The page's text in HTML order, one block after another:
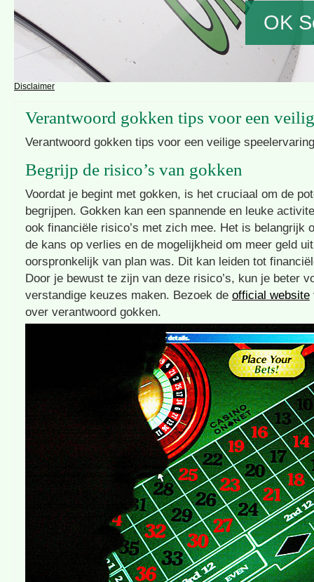
Disclaimer
Verantwoord gokken tips voor een
Verantwoord gokken tips voor een veilige speelervaring
Begrijp de risico’s van gokken
Voordat je begint met gokken, is het cruciaal om de
begrijpen. Gokken kan een spannende en leuke
ook financiële risico’s met zich mee. Het is belangrijk
de kans op verlies en de mogelijkheid om meer geld
oorspronkelijk van plan was. Dit kan leiden tot
Door je bewust te zijn van deze risico’s, kun je beter
verstandige keuzes maken. Bezoek de official website
over verantwoord gokken.